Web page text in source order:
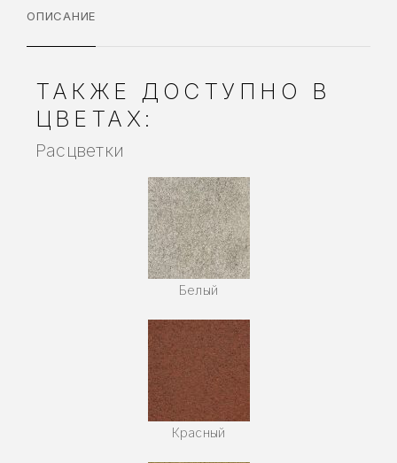
ОПИСАНИЕ
ТАКЖЕ ДОСТУПНО В
ЦВЕТАХ:
Расцветки
Белый
Красный